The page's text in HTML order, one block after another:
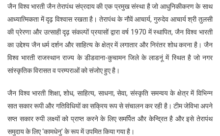
जैन विश्व भारती जैन तेरापंथ संप्रदाय की एक प्रमुख संस्था है जो आधुनिकीकरण के साथ
आध्यात्मिकता में दृढ़ विश्वास रखता है। तेरापंथ के नौवें आचार्य, गुरुदेव आचार्य श्री तुलसी
की प्रेरणा और उत्साही दृढ़ संकल्पों प्रयासों द्वारा वर्ष 1970 में स्थापित, जैन विश्व भारती
का उद्देश्य जैन धर्म दर्शन और साहित्य के क्षेत्र में लगातार और निरंतर शोध करना है। जैन
विश्व भारती राजस्थान राज्य के डीडवाना-कुचामन जिले के लाडनूं में स्थित है जो नगर
सांस्कृतिक विरासत व परम्पराओं को संजोए हुए है।
जैन विश्व भारती शिक्षा, शोध, साहित्य, साधना, सेवा, संस्कृति समन्वय के क्षेत्र में विभिन्न
सात सकार रूपी और गतिविधियों का सक्रिय रूप से संचालन कर रही है। टीम जेविभा अपने
सप्त सकार रुपी लक्ष्यों को प्राप्त करने के लिए समर्पित और केन्द्रित है और इसे तेरापंथ
समुदाय के लिए ‘कामधेनु’ के रूप में उपमित किया गया है।